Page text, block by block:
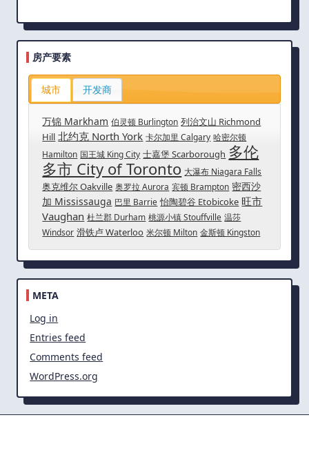
房产要素
城市 开发商
万锦 Markham 伯灵顿 Burlington 列治文山 Richmond
Hill 北约克 North York 卡尔加里 Calgary 哈密尔顿
Hamilton 国王城 King City 士嘉堡 Scarborough 多伦
多市 City of Toronto 大瀑布 Niagara Falls
奥克维尔 Oakville 奥罗拉 Aurora 宾顿 Brampton 密西沙
加 Mississauga 巴里 Barrie 怡陶碧谷 Etobicoke 旺市
Vaughan 杜兰郡 Durham 桃源小镇 Stouffville 温莎
Windsor 滑铁卢 Waterloo 米尔顿 Milton 金斯顿 Kingston
META
Log in
Entries feed
Comments feed
WordPress.org